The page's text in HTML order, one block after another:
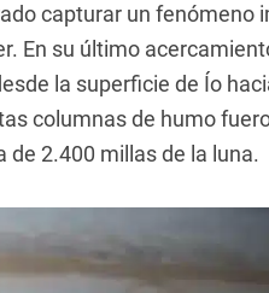
capturar un fenómeno
En su último
la superficie de Ío
columnas de humo
2.400 millas de la luna.